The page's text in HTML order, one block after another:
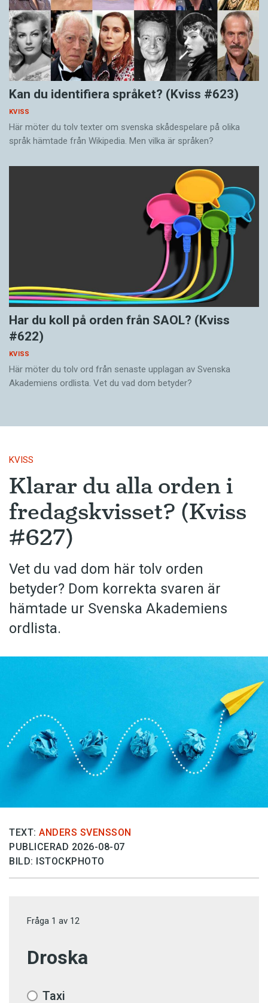
Kan du identifiera språket? (Kviss #623)
KVISS
Här möter du tolv texter om svenska skådespelare på olika
språk hämtade från Wikipedia. Men vilka är språken?
Har du koll på orden från SAOL? (Kviss
#622)
KVISS
Här möter du tolv ord från senaste upplagan av Svenska
Akademiens ordlista. Vet du vad dom betyder?
KVISS
Klarar du alla orden i
fredagskvisset? (Kviss
#627)
Vet du vad dom här tolv orden
betyder? Dom korrekta svaren är
hämtade ur Svenska Akademiens
ordlista.
TEXT: ANDERS SVENSSON
PUBLICERAD 2026-08-07
BILD: ISTOCKPHOTO
Fråga 1 av 12
Droska
Taxi